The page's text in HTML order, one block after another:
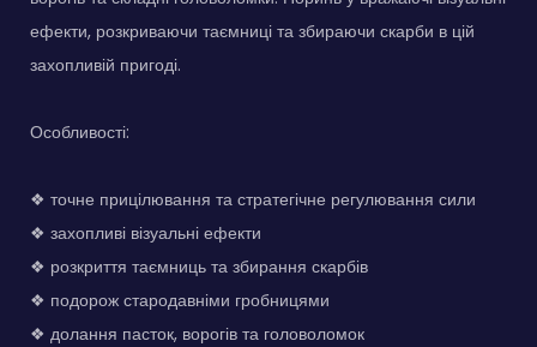
ефекти, розкриваючи таємниці та збираючи скарби в цій
захопливій пригоді.
Особливості:
❖ точне прицілювання та стратегічне регулювання сили
❖ захопливі візуальні ефекти
❖ розкриття таємниць та збирання скарбів
❖ подорож стародавніми гробницями
❖ долання пасток, ворогів та головоломок